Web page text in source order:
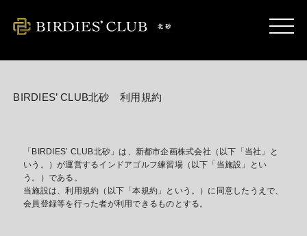
BIRDIES’ CLUB北砂 利用規約
「BIRDIES’ CLUB北砂」は、新都市企画株式会社（以下「当社」と
いう。）が運営するインドアゴルフ練習場（以下「当施設」とい
う。）である。
当施設は、利用規約（以下「本規約」という。）に同意したうえで、
会員登録等を行った者が利用できるものとする。